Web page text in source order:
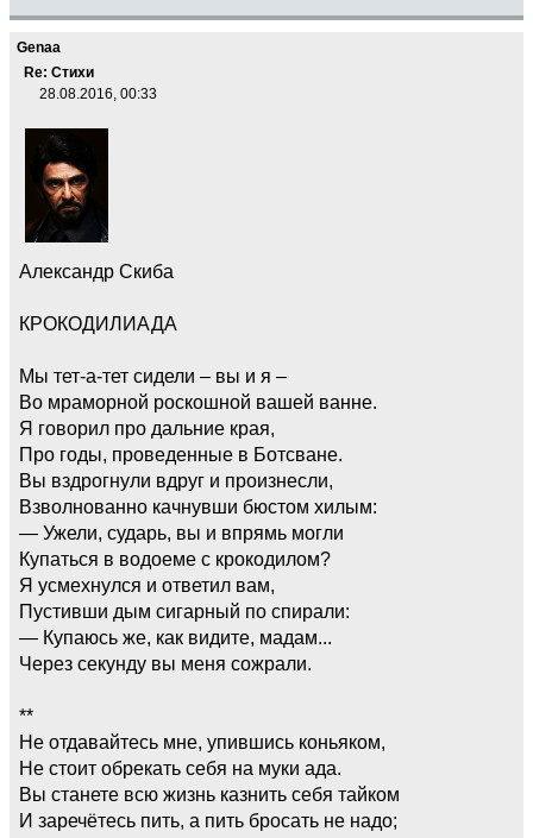
Genaa
Re: Стихи
28.08.2016, 00:33
Александр Скиба
КРОКОДИЛИАДА
Мы тет-а-тет сидели – вы и я –
Во мраморной роскошной вашей ванне.
Я говорил про дальние края,
Про годы, проведенные в Ботсване.
Вы вздрогнули вдруг и произнесли,
Взволнованно качнувши бюстом хилым:
— Ужели, сударь, вы и впрямь могли
Купаться в водоеме с крокодилом?
Я усмехнулся и ответил вам,
Пустивши дым сигарный по спирали:
— Купаюсь же, как видите, мадам...
Через секунду вы меня сожрали.
**
Не отдавайтесь мне, упившись коньяком,
Не стоит обрекать себя на муки ада.
Вы станете всю жизнь казнить себя тайком
И заречётесь пить, а пить бросать не надо;